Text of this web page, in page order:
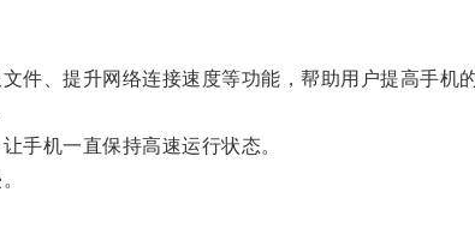
、提升网络连接速度等功能，帮助用户提高手机的
机一直保持高速运行状态。